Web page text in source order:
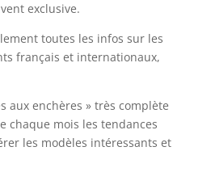
exclusive.
toutes les infos sur les
français et internationaux,
aux enchères » très complète
chaque mois les tendances
les modèles intéressants et